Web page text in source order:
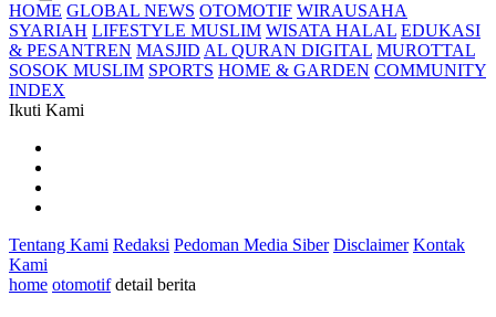
HOME GLOBAL NEWS OTOMOTIF WIRAUSAHA
SYARIAH LIFESTYLE MUSLIM WISATA HALAL EDUKASI
& PESANTREN MASJID AL QURAN DIGITAL MUROTTAL
SOSOK MUSLIM SPORTS HOME & GARDEN COMMUNITY
INDEX
Ikuti Kami
Tentang Kami Redaksi Pedoman Media Siber Disclaimer Kontak
Kami
home otomotif detail berita